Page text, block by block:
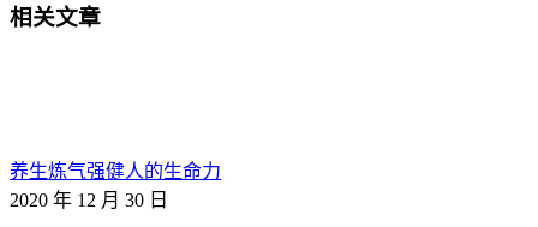
相关文章
养生炼气强健人的生命力
2020 年 12 月 30 日